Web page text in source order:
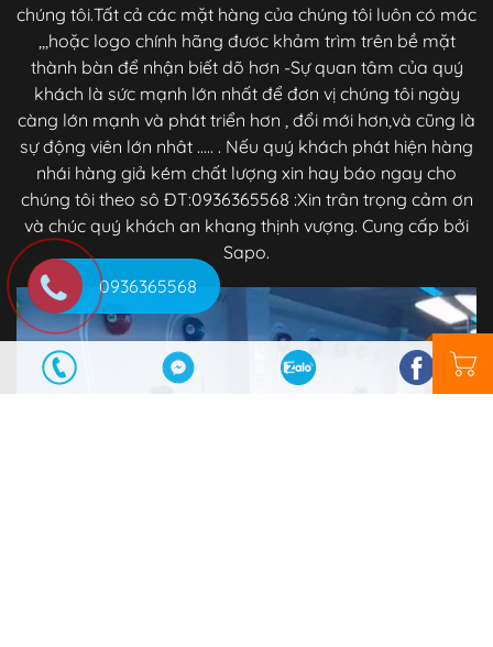
chúng tôi.Tất cả các mặt hàng của chúng tôi luôn có mác
,,,hoặc logo chính hãng đươc khảm trìm trên bề mặt
thành bàn để nhận biết dõ hơn -Sự quan tâm của quý
khách là sức mạnh lớn nhất để đơn vị chúng tôi ngày
càng lớn mạnh và phát triển hơn , đổi mới hơn,và cũng là
sự động viên lớn nhât ..... . Nếu quý khách phát hiện hàng
nhái hàng giả kém chất lượng xin hay báo ngay cho
chúng tôi theo sô ĐT:0936365568 :Xin trân trọng cảm ơn
và chúc quý khách an khang thịnh vượng. Cung cấp bởi
Sapo.
0936365568